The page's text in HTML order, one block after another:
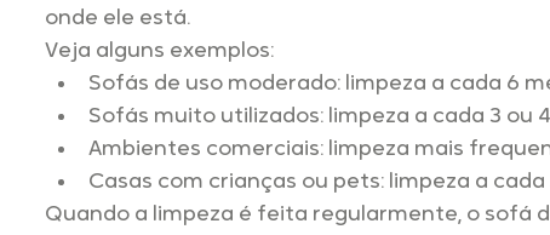
onde ele está.
Veja alguns exemplos:
Sofás de uso moderado: limpeza a cada 6
Sofás muito utilizados: limpeza a cada 3 ou
Ambientes comerciais: limpeza mais
Casas com crianças ou pets: limpeza a cada
Quando a limpeza é feita regularmente, o sofá